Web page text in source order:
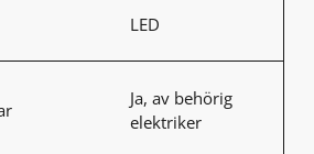
LED
Ja, av behörig
elektriker